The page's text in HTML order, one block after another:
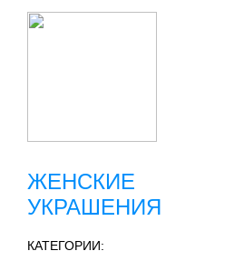
ЖЕНСКИЕ
УКРАШЕНИЯ
КАТЕГОРИИ: